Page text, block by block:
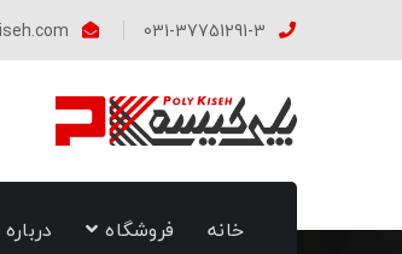
031-37751291-3
خانه فروشگاه